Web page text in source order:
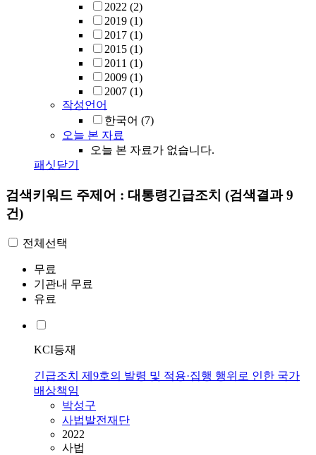
2022 (2)
2019 (1)
2017 (1)
2015 (1)
2011 (1)
2009 (1)
2007 (1)
작성언어
한국어 (7)
오늘 본 자료
오늘 본 자료가 없습니다.
패싯닫기
검색키워드 주제어 : 대통령긴급조치 (검색결과 9
건)
전체선택
무료
기관내 무료
유료
KCI등재
긴급조치 제9호의 발령 및 적용·집행 행위로 인한 국가
배상책임
박성구
사법발전재단
2022
사법